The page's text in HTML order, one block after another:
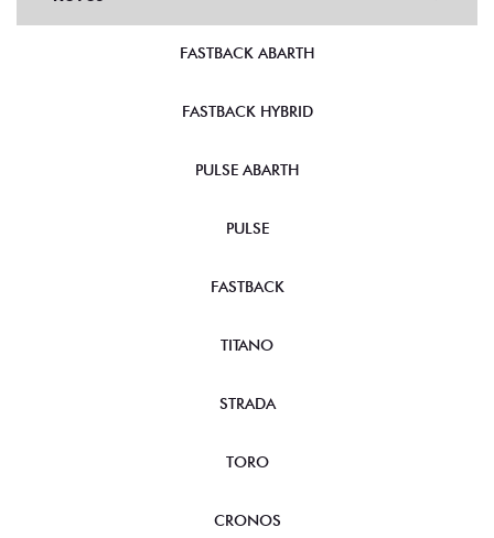
FASTBACK ABARTH
FASTBACK HYBRID
PULSE ABARTH
PULSE
FASTBACK
TITANO
STRADA
TORO
CRONOS